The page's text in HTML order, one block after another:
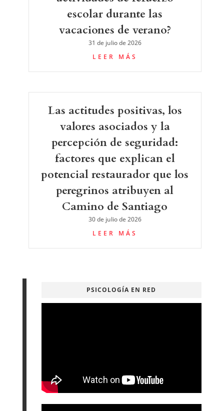
escolar durante las
vacaciones de verano?
31 de julio de 2026
LEER MÁS
Las actitudes positivas, los
valores asociados y la
percepción de seguridad:
factores que explican el
potencial restaurador que los
peregrinos atribuyen al
Camino de Santiago
30 de julio de 2026
LEER MÁS
PSICOLOGÍA EN RED